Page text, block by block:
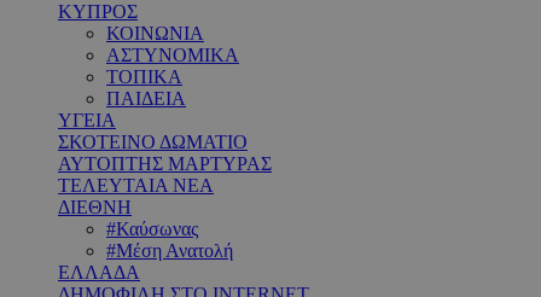
ΚΥΠΡΟΣ
ΚΟΙΝΩΝΙΑ
ΑΣΤΥΝΟΜΙΚΑ
ΤΟΠΙΚΑ
ΠΑΙΔΕΙΑ
ΥΓΕΙΑ
ΣΚΟΤΕΙΝΟ ΔΩΜΑΤΙΟ
ΑΥΤΟΠΤΗΣ ΜΑΡΤΥΡΑΣ
ΤΕΛΕΥΤΑΙΑ ΝΕΑ
ΔΙΕΘΝΗ
#Καύσωνας
#Μέση Ανατολή
ΕΛΛΑΔΑ